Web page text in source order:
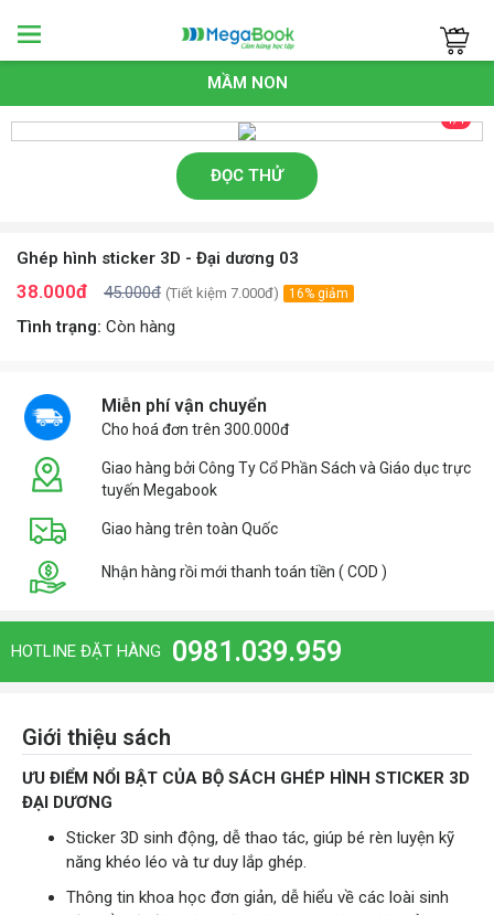
Megabook
MẦM NON
1/1
ĐỌC THỬ
Ghép hình sticker 3D - Đại dương 03
38.000đ 45.000đ (Tiết kiệm 7.000đ) 16% giảm
Tình trạng: Còn hàng
Miễn phí vận chuyển
Cho hoá đơn trên 300.000đ
Giao hàng bởi Công Ty Cổ Phần Sách và Giáo dục trực
tuyến Megabook
Giao hàng trên toàn Quốc
Nhận hàng rồi mới thanh toán tiền ( COD )
HOTLINE ĐẶT HÀNG 0981.039.959
Giới thiệu sách
ƯU ĐIỂM NỔI BẬT CỦA BỘ SÁCH GHÉP HÌNH STICKER 3D
ĐẠI DƯƠNG
Sticker 3D sinh động, dễ thao tác, giúp bé rèn luyện kỹ
năng khéo léo và tư duy lắp ghép.
Thông tin khoa học đơn giản, dễ hiểu về các loài sinh